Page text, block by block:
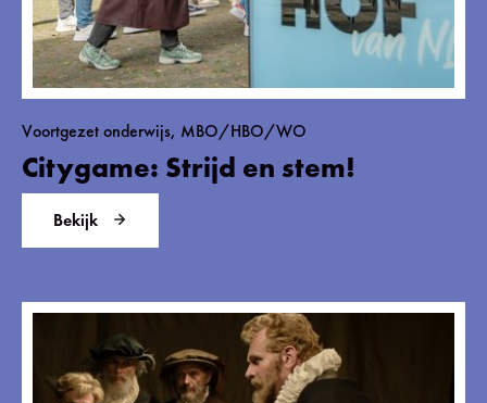
Citygame: Strijd en stem!
Voortgezet onderwijs, MBO/HBO/WO
Bekijk